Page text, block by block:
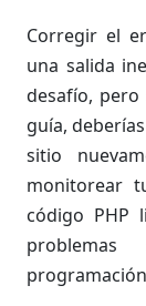
Corregir el
una salida
desafío, pero
guía,
sitio
monitorear
código PHP